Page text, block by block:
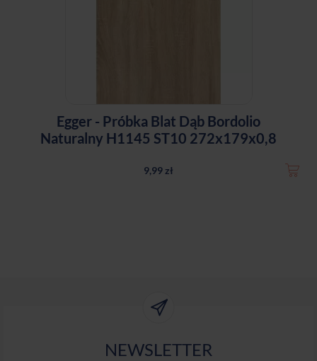
Egger - Próbka Blat Dąb Bordolio
Naturalny H1145 ST10 272x179x0,8
9,99 zł
NEWSLETTER